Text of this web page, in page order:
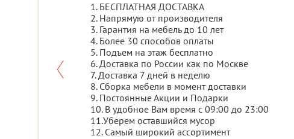
1. БЕСПЛАТНАЯ ДОСТАВКА
2. Напрямую от производителя
3. Гарантия на мебель до 10 лет
4. Более 30 способов оплаты
5. Подъем на этаж бесплатно
6. Доставка по России как по Москве
7. Доставка 7 дней в неделю
8. Сборка мебели в момент доставки
9. Постоянные Акции и Подарки
10. В удобное Вам время с 09:00 до 23:00
11.Уберем оставшийся мусор
12. Самый широкий ассортимент